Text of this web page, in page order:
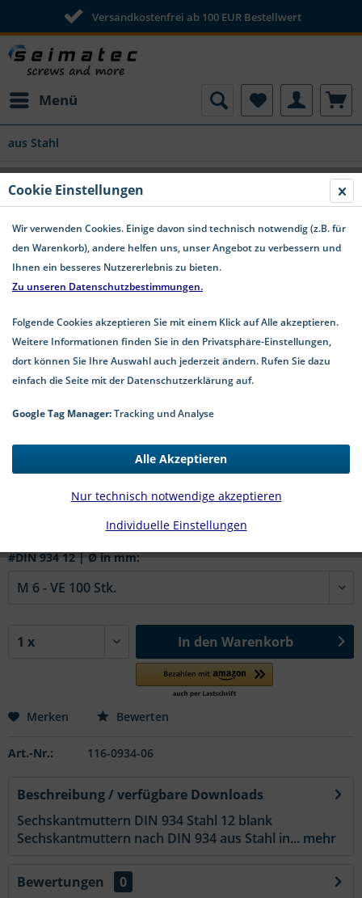
Versandkostenfrei ab 100 EUR Bestellwert
Menü
aus Stahl
DIN 934 12 Sechskantmuttern Stahl
blank
🤖Dieses Bild wurde mit Künstlicher Intelligenz erstellt.
1,50 € *
zzgl. Versandkosten
2-5 Werktage Lieferzeit
#DIN 934 12 | Ø in mm:
In den Warenkorb
Merken Bewerten
Art.-Nr.: 116-0934-06
Beschreibung / verfügbare Downloads
Sechskantmuttern DIN 934 Stahl 12 blank
Sechskantmuttern nach DIN 934 aus Stahl in... mehr
Bewertungen
0
Cookie Einstellungen
Wir verwenden Cookies. Einige davon sind technisch notwendig (z.B. für
den Warenkorb), andere helfen uns, unser Angebot zu verbessern und
Ihnen ein besseres Nutzererlebnis zu bieten.
Zu unseren Datenschutzbestimmungen.
Folgende Cookies akzeptieren Sie mit einem Klick auf Alle akzeptieren.
Weitere Informationen finden Sie in den Privatsphäre-Einstellungen,
dort können Sie Ihre Auswahl auch jederzeit ändern. Rufen Sie dazu
einfach die Seite mit der Datenschutzerklärung auf.
Google Tag Manager:Tracking und Analyse
Individuelle Einstellungen
Nur technisch notwendige akzeptieren
Alle Akzeptieren